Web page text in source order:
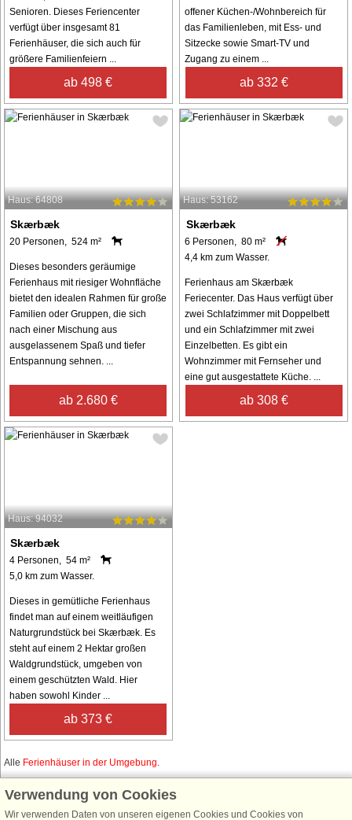
Senioren. Dieses Feriencenter
verfügt über insgesamt 81
Ferienhäuser, die sich auch für
größere Familienfeiern ...
ab 498 €
offener Küchen-/Wohnbereich für
das Familienleben, mit Ess- und
Sitzecke sowie Smart-TV und
Zugang zu einem ...
ab 332 €
Haus: 64808
Skærbæk
20 Personen, 524 m²
Dieses besonders geräumige
Ferienhaus mit riesiger Wohnfläche
bietet den idealen Rahmen für große
Familien oder Gruppen, die sich
nach einer Mischung aus
ausgelassenem Spaß und tiefer
Entspannung sehnen. ...
ab 2.680 €
Haus: 53162
Skærbæk
6 Personen, 80 m²
4,4 km zum Wasser.
Ferienhaus am Skærbæk
Feriecenter. Das Haus verfügt über
zwei Schlafzimmer mit Doppelbett
und ein Schlafzimmer mit zwei
Einzelbetten. Es gibt ein
Wohnzimmer mit Fernseher und
eine gut ausgestattete Küche. ...
ab 308 €
Haus: 94032
Skærbæk
4 Personen, 54 m²
5,0 km zum Wasser.
Dieses in gemütliche Ferienhaus
findet man auf einem weitläufigen
Naturgrundstück bei Skærbæk. Es
steht auf einem 2 Hektar großen
Waldgrundstück, umgeben von
einem geschützten Wald. Hier
haben sowohl Kinder ...
ab 373 €
Alle Ferienhäuser in der Umgebung.
Verwendung von Cookies
Wir verwenden Daten von unseren eigenen Cookies und Cookies von